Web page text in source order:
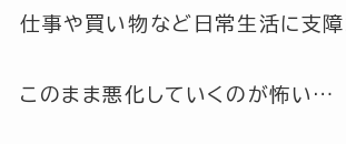
仕事や買い物など日常生活に支
このまま悪化していくのが怖い…